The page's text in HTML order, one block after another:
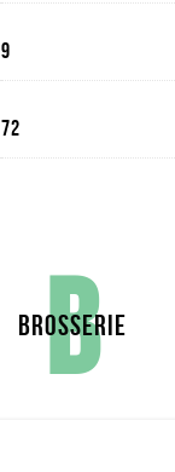
9
72
B
BROSSERIE